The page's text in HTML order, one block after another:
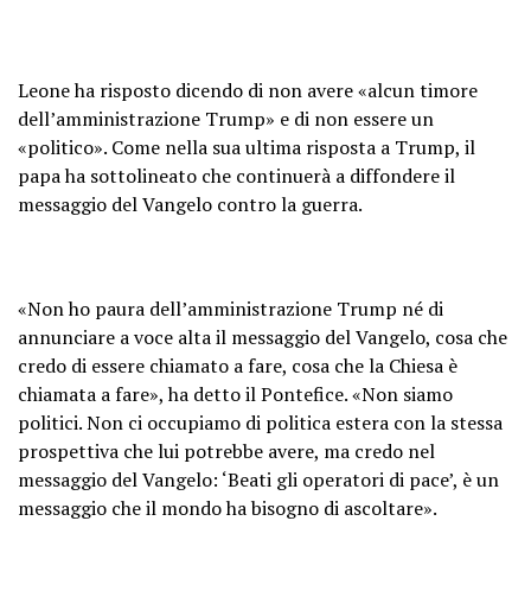
Leone ha risposto dicendo di non avere «alcun timore
dell’amministrazione Trump» e di non essere un
«politico». Come nella sua ultima risposta a Trump, il
papa ha sottolineato che continuerà a diffondere il
messaggio del Vangelo contro la guerra.
«Non ho paura dell’amministrazione Trump né di
annunciare a voce alta il messaggio del Vangelo, cosa che
credo di essere chiamato a fare, cosa che la Chiesa è
chiamata a fare», ha detto il Pontefice. «Non siamo
politici. Non ci occupiamo di politica estera con la stessa
prospettiva che lui potrebbe avere, ma credo nel
messaggio del Vangelo: ‘Beati gli operatori di pace’, è un
messaggio che il mondo ha bisogno di ascoltare».